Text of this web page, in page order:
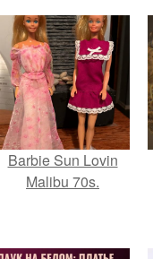
Barbie Sun Lovin
Malibu 70s.